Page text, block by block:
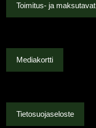
Toimitus- ja maksutavat
Mediakortti
Tietosuojaseloste